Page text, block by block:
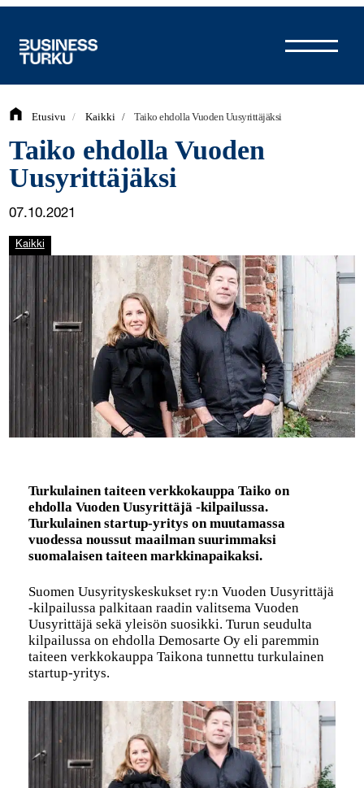
Etusivu / Kaikki / Taiko ehdolla Vuoden Uusyrittäjäksi
Taiko ehdolla Vuoden
Uusyrittäjäksi
07.10.2021
Kaikki
Turkulainen taiteen verkkokauppa Taiko on
ehdolla Vuoden Uusyrittäjä -kilpailussa.
Turkulainen startup-yritys on muutamassa
vuodessa noussut maailman suurimmaksi
suomalaisen taiteen markkinapaikaksi.
Suomen Uusyrityskeskukset ry:n Vuoden Uusyrittäjä
-kilpailussa palkitaan raadin valitsema Vuoden
Uusyrittäjä sekä yleisön suosikki. Turun seudulta
kilpailussa on ehdolla Demosarte Oy eli paremmin
taiteen verkkokauppa Taikona tunnettu turkulainen
startup-yritys.